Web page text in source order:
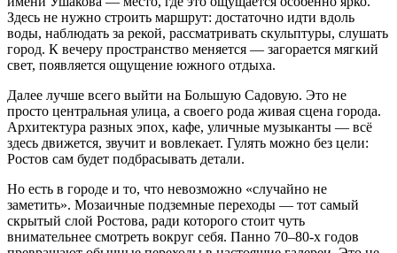
Здесь не нужно строить маршрут: достаточно идти вдоль
воды, наблюдать за рекой, рассматривать скульптуры, слушать
город. К вечеру пространство меняется — загорается мягкий
свет, появляется ощущение южного отдыха.
Далее лучше всего выйти на Большую Садовую. Это не
просто центральная улица, а своего рода живая сцена города.
Архитектура разных эпох, кафе, уличные музыканты — всё
здесь движется, звучит и вовлекает. Гулять можно без цели:
Ростов сам будет подбрасывать детали.
Но есть в городе и то, что невозможно «случайно не
заметить». Мозаичные подземные переходы — тот самый
скрытый слой Ростова, ради которого стоит чуть
внимательнее смотреть вокруг себя. Панно 70–80-х годов